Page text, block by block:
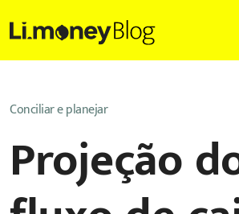
Conciliar e planejar
Projeção